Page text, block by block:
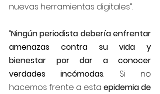
nuevas herramientas digitales”.
“Ningún periodista debería enfrentar
amenazas contra su vida y
bienestar por dar a conocer
verdades incómodas. Si no
hacemos frente a esta epidemia de